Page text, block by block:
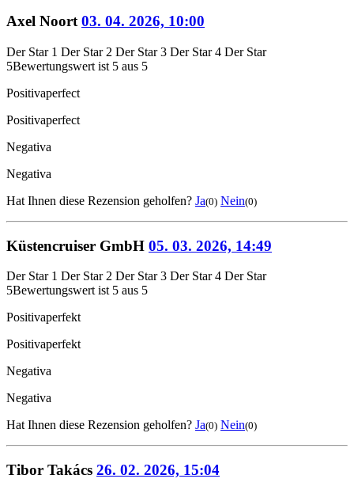
Axel Noort 03. 04. 2026, 10:00
Der Star 1 Der Star 2 Der Star 3 Der Star 4 Der Star
5Bewertungswert ist 5 aus 5
Positivaperfect
Positivaperfect
Negativa
Negativa
Hat Ihnen diese Rezension geholfen? Ja(0) Nein(0)
Küstencruiser GmbH 05. 03. 2026, 14:49
Der Star 1 Der Star 2 Der Star 3 Der Star 4 Der Star
5Bewertungswert ist 5 aus 5
Positivaperfekt
Positivaperfekt
Negativa
Negativa
Hat Ihnen diese Rezension geholfen? Ja(0) Nein(0)
Tibor Takács 26. 02. 2026, 15:04